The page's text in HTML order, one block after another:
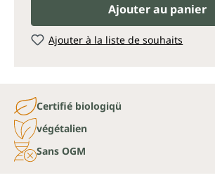
Ajouter au panier
Ajouter à la liste de souhaits
Certifié biologiqü
végétalien
Sans OGM